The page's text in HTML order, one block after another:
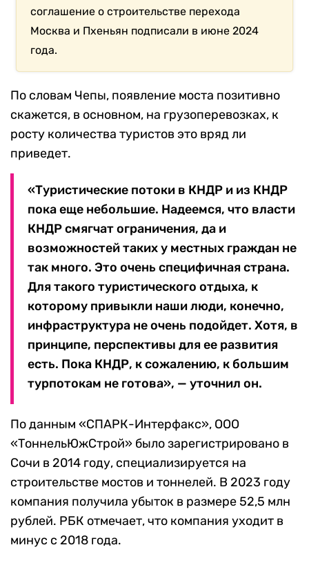
соглашение о строительстве перехода
Москва и Пхеньян подписали в июне 2024
года.
По словам Чепы, появление моста позитивно
скажется, в основном, на грузоперевозках, к
росту количества туристов это вряд ли
приведет.
«Туристические потоки в КНДР и из КНДР
пока еще небольшие. Надеемся, что власти
КНДР смягчат ограничения, да и
возможностей таких у местных граждан не
так много. Это очень специфичная страна.
Для такого туристического отдыха, к
которому привыкли наши люди, конечно,
инфраструктура не очень подойдет. Хотя, в
принципе, перспективы для ее развития
есть. Пока КНДР, к сожалению, к большим
турпотокам не готова», — уточнил он.
По данным «СПАРК-Интерфакс», ООО
«ТоннельЮжСтрой» было зарегистрировано в
Сочи в 2014 году, специализируется на
строительстве мостов и тоннелей. В 2023 году
компания получила убыток в размере 52,5 млн
рублей. РБК отмечает, что компания уходит в
минус с 2018 года.